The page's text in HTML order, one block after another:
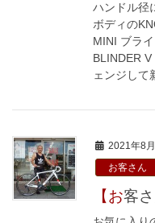
ハンドル径
ボディの
MINI ブラ
BLINDER
ェンジし
2021年8
お客さん
【お